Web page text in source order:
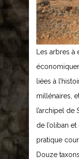
Les arbres
liées à
millénaires,
l’archipel
de l’oliban
pratique
Douze